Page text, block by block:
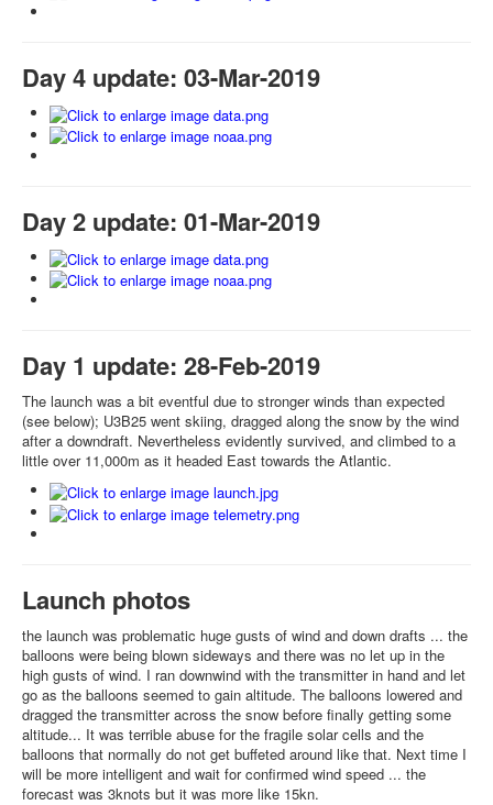
Day 4 update: 03-Mar-2019
Day 2 update: 01-Mar-2019
Day 1 update: 28-Feb-2019
The launch was a bit eventful due to stronger winds than expected
(see below); U3B25 went skiing, dragged along the snow by the wind
after a downdraft. Nevertheless evidently survived, and climbed to a
little over 11,000m as it headed East towards the Atlantic.
Launch photos
the launch was problematic huge gusts of wind and down drafts ... the
balloons were being blown sideways and there was no let up in the
high gusts of wind. I ran downwind with the transmitter in hand and let
go as the balloons seemed to gain altitude. The balloons lowered and
dragged the transmitter across the snow before finally getting some
altitude... It was terrible abuse for the fragile solar cells and the
balloons that normally do not get buffeted around like that. Next time I
will be more intelligent and wait for confirmed wind speed ... the
forecast was 3knots but it was more like 15kn.